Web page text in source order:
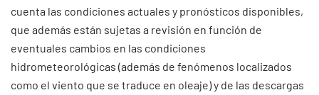
cuenta las condiciones actuales y pronósticos disponibles,
que además están sujetas a revisión en función de
eventuales cambios en las condiciones
hidrometeorológicas (además de fenómenos localizados
como el viento que se traduce en oleaje) y de las descargas